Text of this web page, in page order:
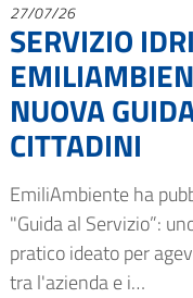
27/07/26
SERVIZIO
NUOVA
CITTADINI
EmiliAmbiente ha
"Guida al Servizio”:
pratico ideato per
tra l'azienda e i…